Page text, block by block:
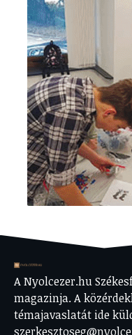
A Nyolcezer.hu
magazinja. A
témajavaslatát ide